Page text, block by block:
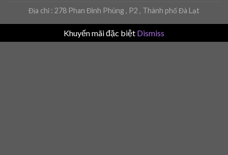
Địa chỉ : 278 Phan Đình Phùng , P2 , Thành phố Đà Lạt
Khuyến mãi đặc biệt Dismiss